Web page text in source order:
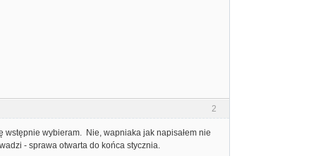
2
wstępnie wybieram. Nie, wapniaka jak napisałem nie
- sprawa otwarta do końca stycznia.